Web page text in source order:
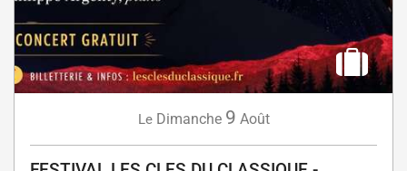
Le Dimanche 9 Août